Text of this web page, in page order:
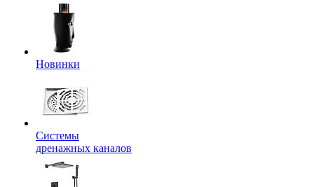
Новинки
Системы
дренажных каналов